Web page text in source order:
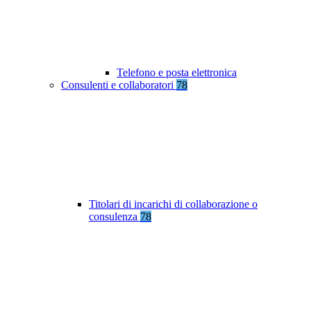
Telefono e posta elettronica
Consulenti e collaboratori 78
Titolari di incarichi di collaborazione o
consulenza 78